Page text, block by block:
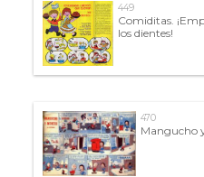
449
Comiditas.
los dientes!
470
Mangucho